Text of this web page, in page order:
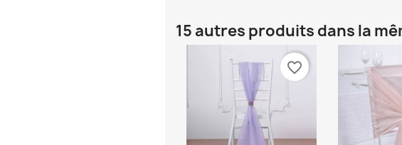
15 autres produits dans la
favorite_border